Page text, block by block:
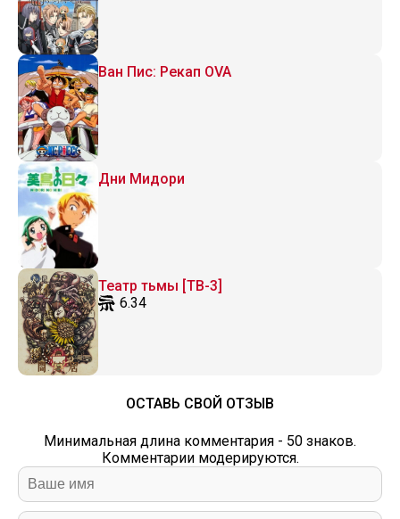
Ван Пис: Рекап OVA
Дни Мидори
Театр тьмы [ТВ-3]
6.34
ОСТАВЬ СВОЙ ОТЗЫВ
Минимальная длина комментария - 50 знаков.
Комментарии модерируются.